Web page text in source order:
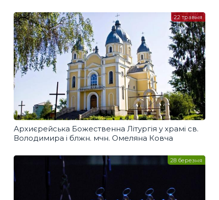
Архиєрейська Божественна Літургія у храмі св.
Володимира і блжн. мчн. Омеляна Ковча
22 травня
28 березня